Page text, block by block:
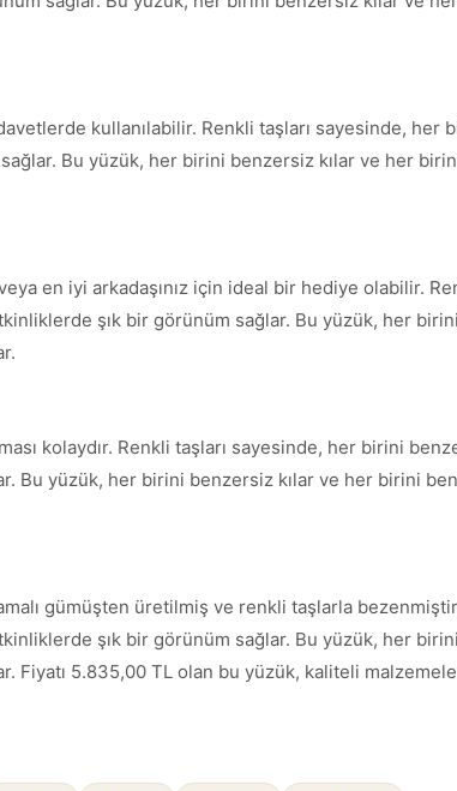
kullanılabilir. Renkli taşları sayesinde,
Bu yüzük, her birini benzersiz kılar ve her
en iyi arkadaşınız için ideal bir hediye olabilir.
şık bir görünüm sağlar. Bu yüzük, her
kolaydır. Renkli taşları sayesinde, her birini
Bu yüzük, her birini benzersiz kılar ve her birini
gümüşten üretilmiş ve renkli taşlarla
şık bir görünüm sağlar. Bu yüzük, her
Fiyatı 5.835,00 TL olan bu yüzük, kaliteli